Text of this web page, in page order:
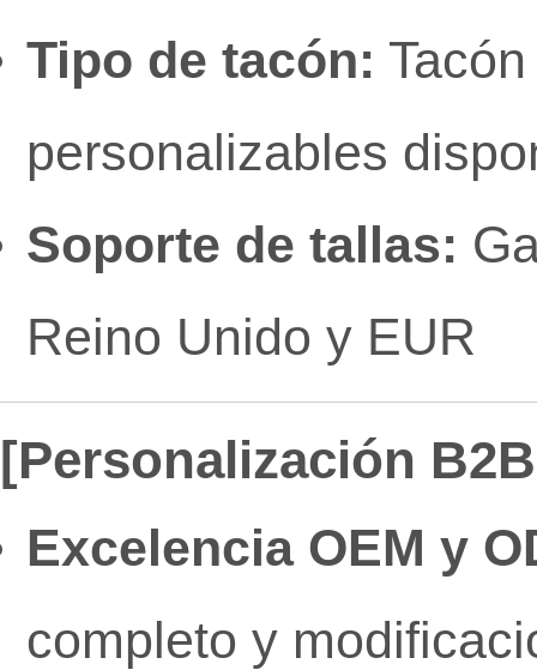
Tipo de tacón:
personalizables
Soporte de tallas:
Reino Unido y EUR
[Personalización
Excelencia OEM y
completo y